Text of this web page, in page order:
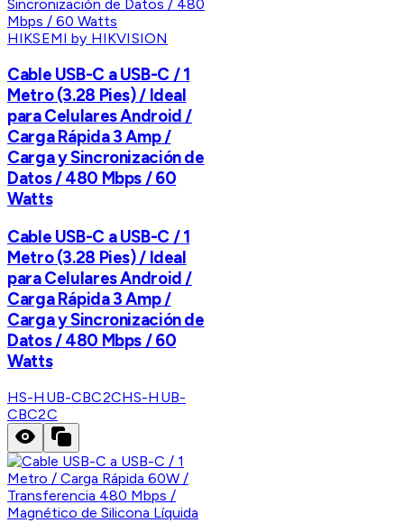
HIKSEMI by HIKVISION
Cable USB-C a USB-C / 1
Metro (3.28 Pies) / Ideal
para Celulares Android /
Carga Rápida 3 Amp /
Carga y Sincronización de
Datos / 480 Mbps / 60
Watts
Cable USB-C a USB-C / 1
Metro (3.28 Pies) / Ideal
para Celulares Android /
Carga Rápida 3 Amp /
Carga y Sincronización de
Datos / 480 Mbps / 60
Watts
HS-HUB-CBC2CHS-HUB-
CBC2C